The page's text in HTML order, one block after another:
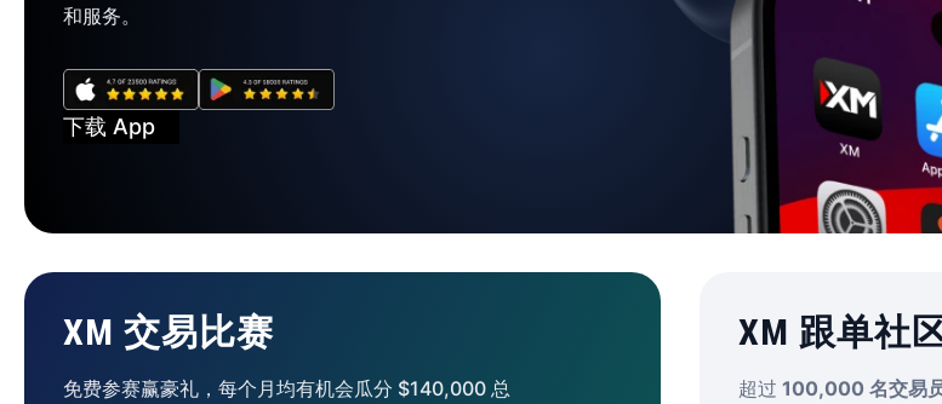
和服务。
下载 App
XM 交易比赛
免费参赛赢豪礼，每个月均有机会瓜分 $140,000 总
XM 跟单社
超过 100,000 名交易